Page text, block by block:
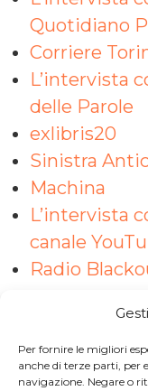
Per fornire le migliori
anche di terze parti, per
navigazione. Negare o
Quotidiano
Corriere
L’intervista
delle Parole
exlibris20
Sinistra
Machina
L’intervista
canale
Radio